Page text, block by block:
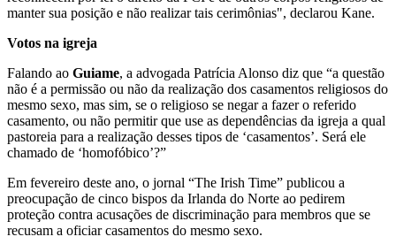
manter sua posição e não realizar tais cerimônias", declarou Kane.
Votos na igreja
Falando ao Guiame, a advogada Patrícia Alonso diz que “a questão
não é a permissão ou não da realização dos casamentos religiosos do
mesmo sexo, mas sim, se o religioso se negar a fazer o referido
casamento, ou não permitir que use as dependências da igreja a qual
pastoreia para a realização desses tipos de ‘casamentos’. Será ele
chamado de ‘homofóbico’?”
Em fevereiro deste ano, o jornal “The Irish Time” publicou a
preocupação de cinco bispos da Irlanda do Norte ao pedirem
proteção contra acusações de discriminação para membros que se
recusam a oficiar casamentos do mesmo sexo.